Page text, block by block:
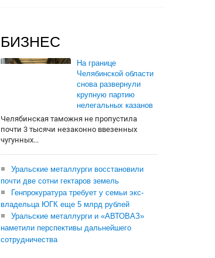
БИЗНЕС
На границе
Челябинской области
снова развернули
крупную партию
нелегальных казанов
Челябинская таможня не пропустила
почти 3 тысячи незаконно ввезенных
чугунных...
Уральские металлурги восстановили
почти две сотни гектаров земель
Генпрокуратура требует у семьи экс-
владельца ЮГК еще 5 млрд рублей
Уральские металлурги и «АВТОВАЗ»
наметили перспективы дальнейшего
сотрудничества